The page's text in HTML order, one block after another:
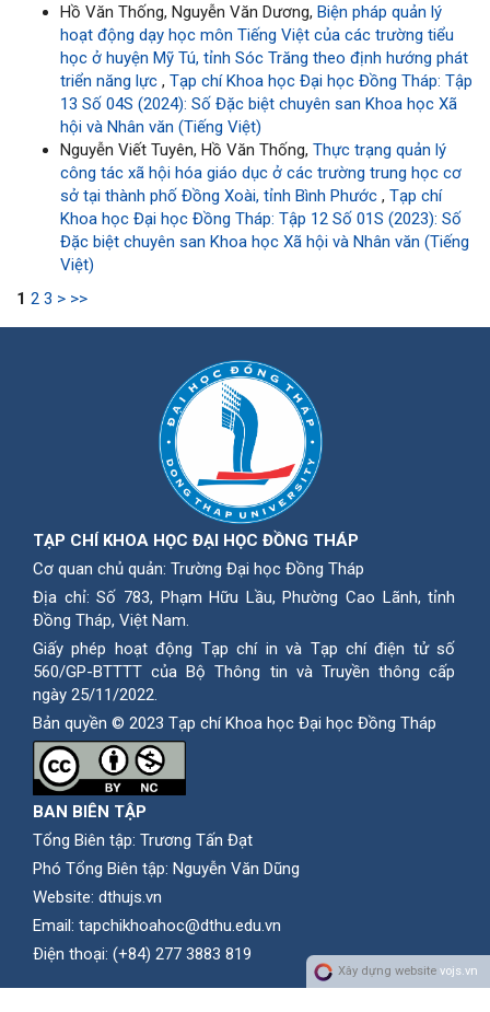
Hồ Văn Thống, Nguyễn Văn Dương, Biện pháp quản lý
hoạt động dạy học môn Tiếng Việt của các trường tiểu
học ở huyện Mỹ Tú, tỉnh Sóc Trăng theo định hướng phát
triển năng lực , Tạp chí Khoa học Đại học Đồng Tháp: Tập
13 Số 04S (2024): Số Đặc biệt chuyên san Khoa học Xã
hội và Nhân văn (Tiếng Việt)
Nguyễn Viết Tuyên, Hồ Văn Thống, Thực trạng quản lý
công tác xã hội hóa giáo dục ở các trường trung học cơ
sở tại thành phố Đồng Xoài, tỉnh Bình Phước , Tạp chí
Khoa học Đại học Đồng Tháp: Tập 12 Số 01S (2023): Số
Đặc biệt chuyên san Khoa học Xã hội và Nhân văn (Tiếng
Việt)
1 2 3 > >>
TẠP CHÍ KHOA HỌC ĐẠI HỌC ĐỒNG THÁP
Cơ quan chủ quản: Trường Đại học Đồng Tháp
Địa chỉ: Số 783, Phạm Hữu Lầu, Phường Cao Lãnh, tỉnh
Ðồng Tháp, Việt Nam.
Giấy phép hoạt động Tạp chí in và Tạp chí điện tử số
560/GP-BTTTT của Bộ Thông tin và Truyền thông cấp
ngày 25/11/2022.
Bản quyền © 2023 Tạp chí Khoa học Đại học Đồng Tháp
BAN BIÊN TẬP
Tổng Biên tập: Trương Tấn Đạt
Phó Tổng Biên tập: Nguyễn Văn Dũng
Website: dthujs.vn
Email: tapchikhoahoc@dthu.edu.vn
Ðiện thoại: (+84) 277 3883 819